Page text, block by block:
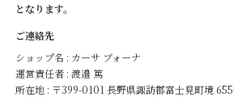
となります。
ご連絡先
ショップ名 : カーサ ブォーナ
運営責任者 : 渡邉 篤
所在地 : 〒399-0101 長野県諏訪郡富士見町境